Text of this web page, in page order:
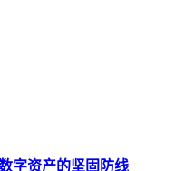
字资产的坚固防线